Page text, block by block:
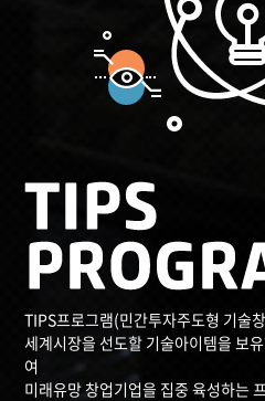
TIPS프로그램(민간투자주도형 기술
세계시장을 선도할 기술아이템을 보
여
미래유망 창업기업을 집중 육성하는